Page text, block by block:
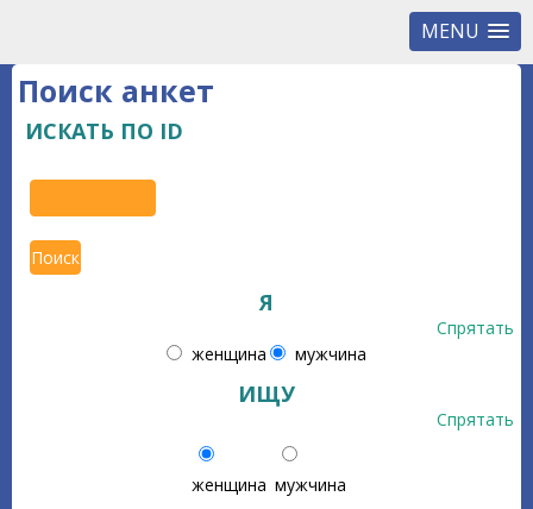
MENU
Поиск анкет
ИСКАТЬ ПО ID
Я
Спрятать
женщина
мужчина
ИЩУ
Спрятать
женщина мужчина